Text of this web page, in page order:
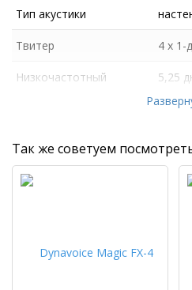
Тип акустики
Твитер 4 x 1-
Низкочастотный
5,25
Так же советуем